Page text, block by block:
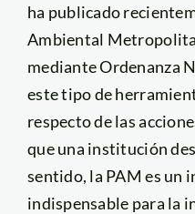
ha publicado
Ambiental
mediante Ordenanza
este tipo de
respecto de las
que una institución
sentido, la PAM es un
indispensable para la